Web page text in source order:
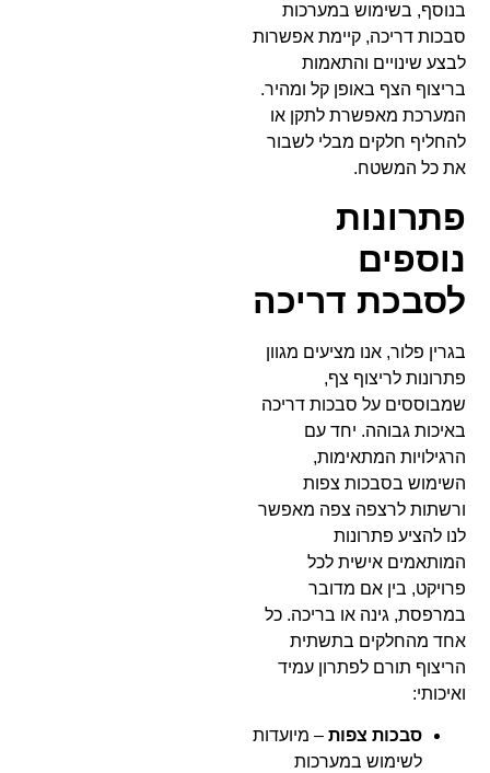
בנוסף, בשימוש במערכות
סבכות דריכה, קיימת אפשרות
לבצע שינויים והתאמות
בריצוף הצף באופן קל ומהיר.
המערכת מאפשרת לתקן או
להחליף חלקים מבלי לשבור
את כל המשטח.
פתרונות
נוספים
לסבכת דריכה
בגרין פלור, אנו מציעים מגוון
פתרונות לריצוף צף,
שמבוססים על סבכות דריכה
באיכות גבוהה. יחד עם
הרגילויות המתאימות,
השימוש בסבכות צפות
ורשתות לרצפה צפה מאפשר
לנו להציע פתרונות
המותאמים אישית לכל
פרויקט, בין אם מדובר
במרפסת, גינה או בריכה. כל
אחד מהחלקים בתשתית
הריצוף תורם לפתרון עמיד
ואיכותי:
סבכות צפות – מיועדות
לשימוש במערכות